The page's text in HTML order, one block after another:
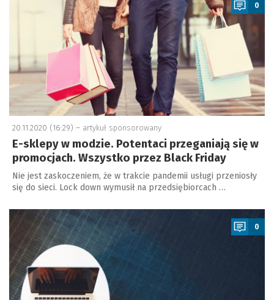
0
20.11.2020 (16:29) – artykuł sponsorowany
E-sklepy w modzie. Potentaci przeganiają się w
promocjach. Wszystko przez Black Friday
Nie jest zaskoczeniem, że w trakcie pandemii usługi przeniosły
się do sieci. Lock down wymusił na przedsiębiorcach …
a
0